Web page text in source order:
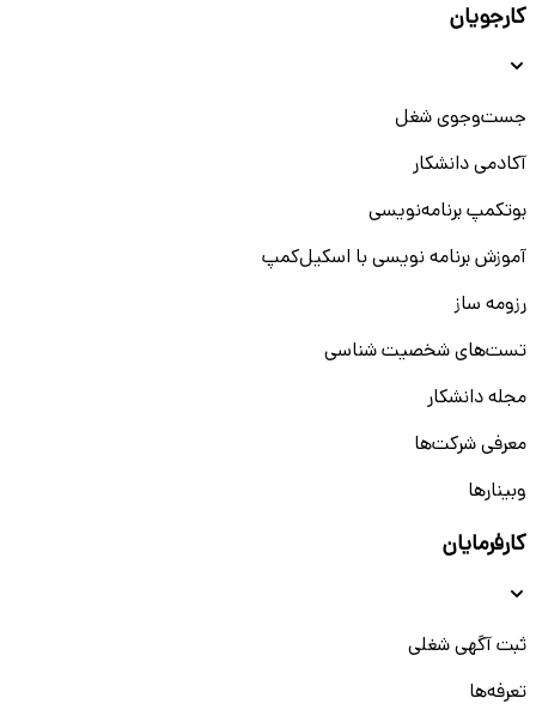
کارجویان
جست‌و‌جوی شغل
آکادمی دانشکار
بوتکمپ برنامه‌نویسی
آموزش برنامه نویسی با اسکیل‌کمپ
رزومه ساز
تست‌های شخصیت شناسی
مجله دانشکار
معرفی شرکت‌ها
وبینار‌‌ها
کارفرمایان
ثبت آگهی شغلی
تعرفه‌ها